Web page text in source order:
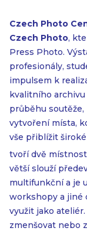
Czech Photo
Czech Photo,
Press Photo.
profesionály,
impulsem k
kvalitního
průběhu soutěže,
vytvoření místa,
vše přiblížit
tvoří dvě
větší slouží
multifunkční a je
workshopy a jiné
využit jako
zmenšovat nebo